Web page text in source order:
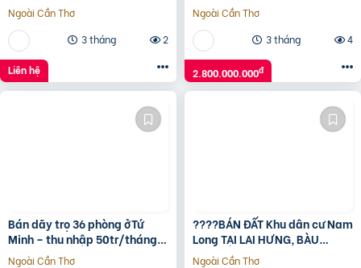
Ngoài Cần Thơ
3 tháng
2
Liên hệ
Ngoài Cần Thơ
3 tháng
4
2.800.000.000đ
Bán dãy trọ 36 phòng ởTứ
Minh – thu nhập 50tr/tháng –
gần KCN Đại An
Ngoài Cần Thơ
????BÁN ĐẤT Khu dân cư Nam
Long TẠI LAI HƯNG, BÀU
BÀNG, BÌNH DƯƠNG????
Ngoài Cần Thơ